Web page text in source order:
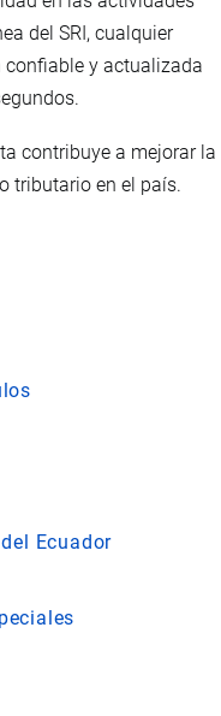
del SRI, cualquier
confiable y actualizada
contribuye a mejorar la
tributario en el país.
Ecuador